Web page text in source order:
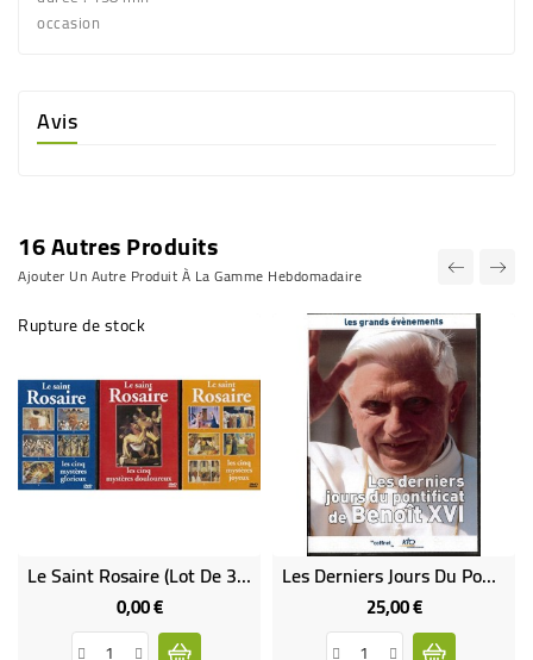
occasion
Avis
16 Autres Produits
Ajouter Un Autre Produit À La Gamme Hebdomadaire
Rupture de stock
Le Saint Rosaire (Lot De 3 DVD)
0,00 €Prix
Les Derniers Jours Du Pontificat De Benoît XVI 2DVD
25,00 €Prix